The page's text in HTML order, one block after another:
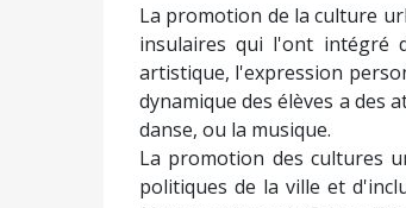
La promotion de la culture
insulaires qui l'ont intégré
artistique, l'expression
dynamique des élèves a des
danse, ou la musique.
La promotion des cultures
politiques de la ville et